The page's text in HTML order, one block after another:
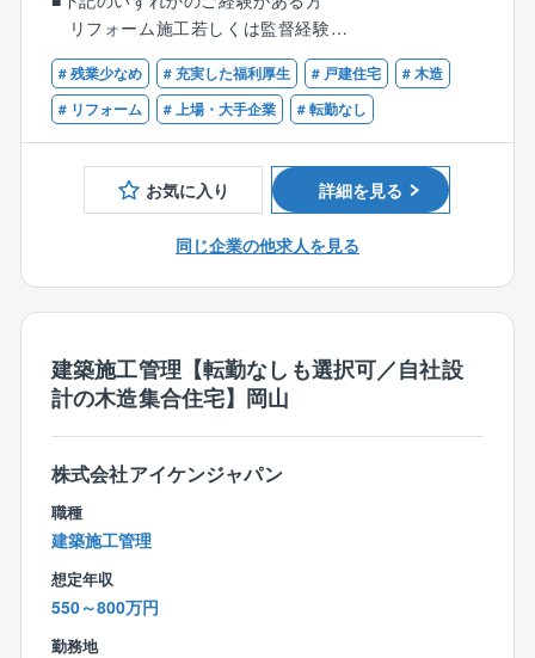
【具体的な業務】
住宅建設前に職人さんに資材を手配したり建設現場で
安全確認やスケジュール管理をするお仕事です。
現場で手を動かす仕事ではなく、滞りなく順調に作業
が進んでいるか、品質と安全を保てているか管理をす
るお仕事です。
自分が手掛けた住宅が無事リフォーム完了した時の達
成感は格別です。
【施工内容】
LDK/居室/玄関/トイレ/キッチン/浴室/洗面所/窓
■同社の強み：
格』なリフォームを実現！
○年間7100棟（※2022年度実績）の新築実績。東証プ
ライム市場上場のグループ会社ならではの、安心の施
■同社の魅力：
○プライム市場上場企業で、現在も業績は右肩上がり！
リフォーム施工若しくは監督経験
新築戸建施工若しくは監督経験
【歓迎条件】
■宅建士（宅地建物取引士）をお持ちの方
■建築士をお持ちの方
■施工管理技士をお持ちの方
■マネジメント経験をお持ちの方
# 残業少なめ # 充実した福利厚生 # 戸建住宅
# 木造
# リフォーム
# 上場・大手企業 # 転勤なし
お気に入り 詳細を見る
同じ企業の他求人を見る
建築施工管理【転勤なしも選択可／自社設
計の木造集合住宅】岡山
株式会社アイケンジャパン
職種
建築施工管理
想定年収
550～800万円
勤務地